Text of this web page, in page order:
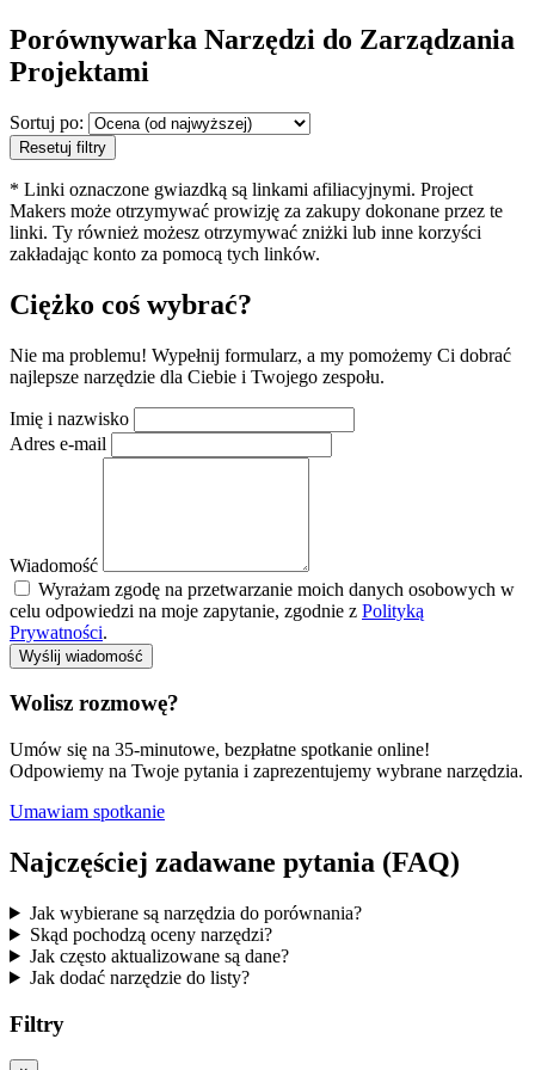
Porównywarka Narzędzi do Zarządzania
Projektami
Sortuj po:
Resetuj filtry
* Linki oznaczone gwiazdką są linkami afiliacyjnymi. Project
Makers może otrzymywać prowizję za zakupy dokonane przez te
linki. Ty również możesz otrzymywać zniżki lub inne korzyści
zakładając konto za pomocą tych linków.
Ciężko coś wybrać?
Nie ma problemu! Wypełnij formularz, a my pomożemy Ci dobrać
najlepsze narzędzie dla Ciebie i Twojego zespołu.
Imię i nazwisko
Adres e-mail
Wiadomość
Wyrażam zgodę na przetwarzanie moich danych osobowych w
celu odpowiedzi na moje zapytanie, zgodnie z Polityką
Prywatności.
Wyślij wiadomość
Wolisz rozmowę?
Umów się na 35-minutowe, bezpłatne spotkanie online!
Odpowiemy na Twoje pytania i zaprezentujemy wybrane narzędzia.
Umawiam spotkanie
Najczęściej zadawane pytania (FAQ)
Jak wybierane są narzędzia do porównania?
Skąd pochodzą oceny narzędzi?
Jak często aktualizowane są dane?
Jak dodać narzędzie do listy?
Filtry